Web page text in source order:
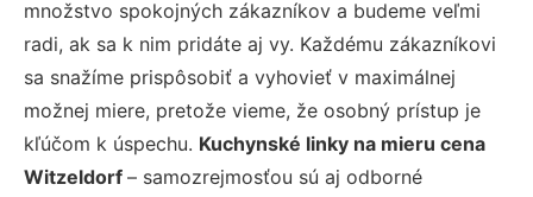
množstvo spokojných zákazníkov a budeme veľmi
radi, ak sa k nim pridáte aj vy. Každému zákazníkovi
sa snažíme prispôsobiť a vyhovieť v maximálnej
možnej miere, pretože vieme, že osobný prístup je
kľúčom k úspechu. Kuchynské linky na mieru cena
Witzeldorf – samozrejmosťou sú aj odborné